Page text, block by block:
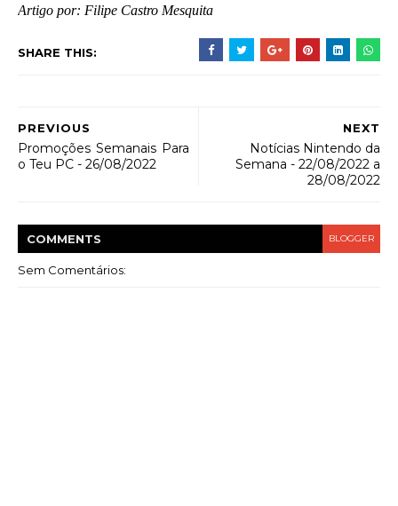
Artigo por: Filipe Castro Mesquita
SHARE THIS:
NEXT
Notícias Nintendo da
Semana - 22/08/2022 a
28/08/2022
PREVIOUS
Promoções Semanais Para
o Teu PC - 26/08/2022
COMMENTS BLOGGER
Sem Comentários: